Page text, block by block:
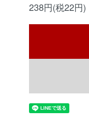
238円(税22円)